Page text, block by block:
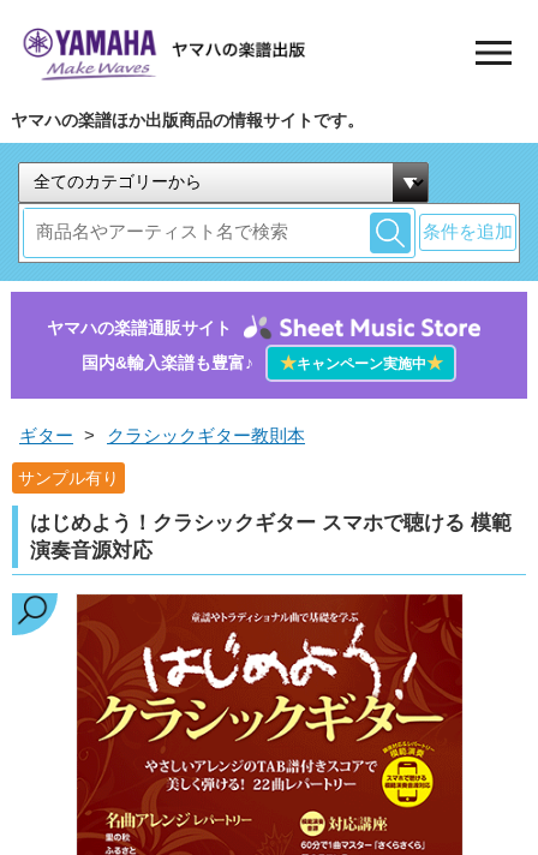
ヤマハの楽譜ほか出版商品の情報サイトです。
条件を追加
ヤマハの楽譜通販サイト
国内&輸入楽譜も豊富♪
★キャンペーン実施中★
ギター > クラシックギター教則本
サンプル有り
はじめよう！クラシックギター スマホで聴ける 模範
演奏音源対応